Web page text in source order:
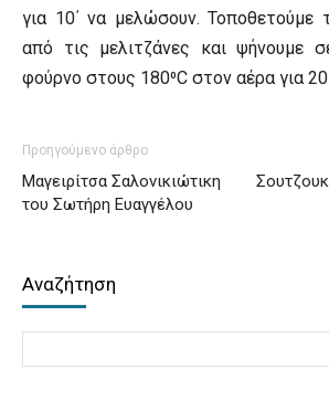
για 10΄ να μελώσουν.
από τις μελιτζάνες και ψήνουμε
φούρνο στους 180⁰C στον αέρα για
Προηγούμενο άρθρο
Μαγειρίτσα Σαλονικιώτικη
του Σωτήρη Ευαγγέλου
Αναζήτηση